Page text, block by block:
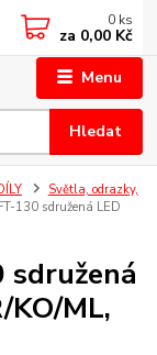
Menu
Hledat
0 ks
za 0,00 Kč
Světla, odrazky,
130 sdružená LED
ML,